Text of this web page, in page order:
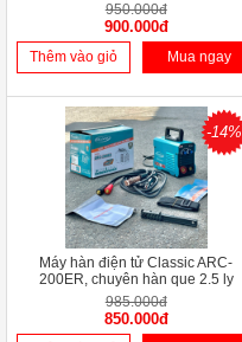
950.000đ
900.000đ
Thêm vào giỏ Mua ngay
-14%
Máy hàn điện tử Classic ARC-
200ER, chuyên hàn que 2.5 ly
985.000đ
850.000đ